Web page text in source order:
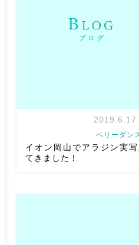
バスでお越しください
所要時
程度です。 岡山 […]
2019.6.17
ベリーダン
イオン岡山でアラジン実
てきました！